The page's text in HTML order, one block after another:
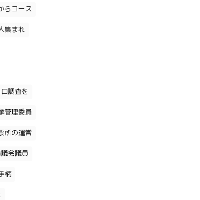
らコース
集まれ
調査を
管理委員
所の運営
会議員
柄